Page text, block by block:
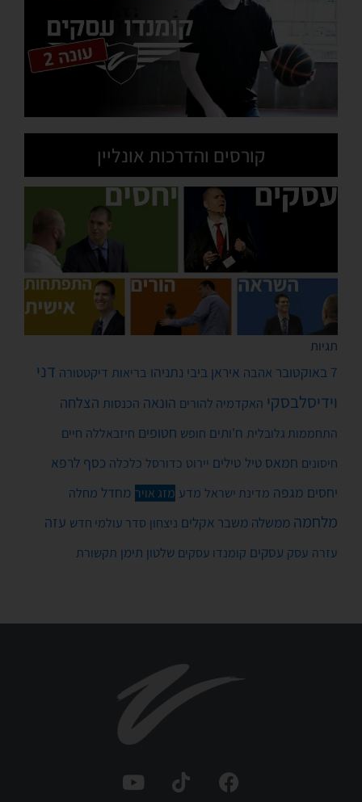
קורסים והדרכות אונליין
תגיות
7 באוקטובר אהבה איראן ביבי נתניהו בריאות דיקטטורה דני
וידיסלבסקי האקדמיה להורים הונאה הכנסות הצלחה
התחממות גלובלית ח'ותים חופש חטופים חיזבאללה חיים
חיסונים חמאס טיל טילים יירוט כדורסל כלכלה כסף לרפא
יחסים מגפה מדינת ישראל מדע מזג אויר מחדל מחלה
מלחמה ממשלה משבר אקלים ניצחון סדר עולמי חדש עזה
עזרה עסק עסקים קומנדו עסקים שלטון תימן תקשורת